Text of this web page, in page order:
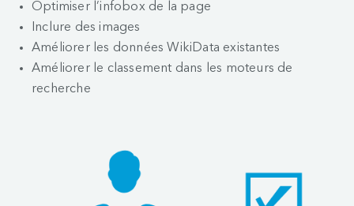
Optimiser l’infobox de la page
Inclure des images
Améliorer les données WikiData existantes
Améliorer le classement dans les moteurs de
recherche